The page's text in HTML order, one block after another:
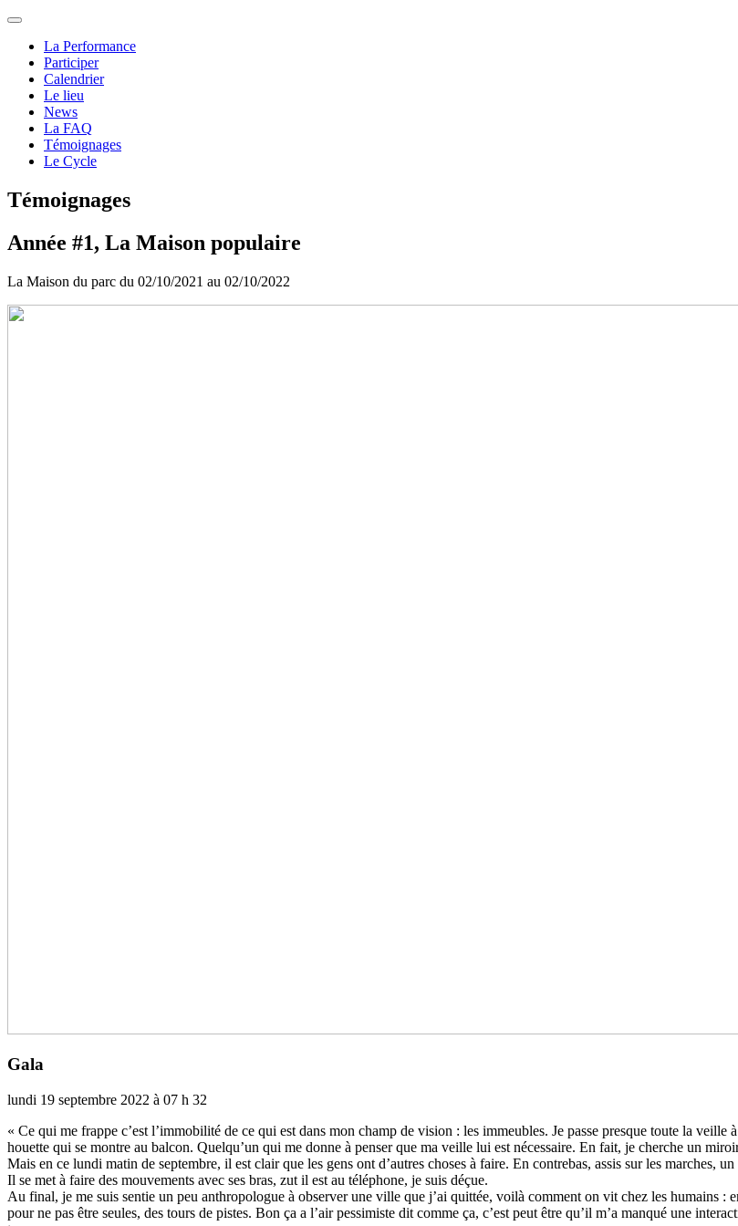
La Performance
Participer
Calendrier
Le lieu
News
La FAQ
Témoignages
Le Cycle
Témoignages
Année #1, La Maison populaire
La Maison du parc du 02/10/2021 au 02/10/2022
Gala
lundi 19 septembre 2022 à 07 h 32
« Ce qui me frappe c’est l’immo­bi­lité de ce qui est dans mon champ de vision : les immeu­bles. Je passe pres­que toute la
houette qui se montre au balcon. Quelqu’un qui me donne à penser que ma veille lui est néces­saire. En fait, je cher­che un
Mais en ce lundi matin de sep­tem­bre, il est clair que les gens ont d’autres choses à faire. En contre­bas, assis sur les mar­ches,
Il se met à faire des mou­ve­ments avec ses bras, zut il est au télé­phone, je suis déçue.
Au final, je me suis sentie un peu anthro­po­lo­gue à obser­ver une ville que j’ai quit­tée, voilà com­ment on vit chez les humains :
pour ne pas être seules, des tours de pistes. Bon ça a l’air pes­si­miste dit comme ça, c’est peut être qu’il m’a manqué une